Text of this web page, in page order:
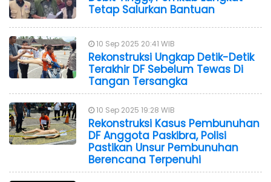
Tetap Salurkan Bantuan
10 Sep 2025 20:41 WIB
Rekonstruksi Ungkap Detik-Detik
Terakhir DF Sebelum Tewas Di
Tangan Tersangka
10 Sep 2025 19:28 WIB
Rekonstruksi Kasus Pembunuhan
DF Anggota Paskibra, Polisi
Pastikan Unsur Pembunuhan
Berencana Terpenuhi